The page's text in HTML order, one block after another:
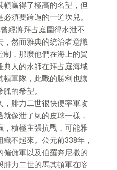
贏得了極高的名望，但
須要跨過的一道坎兒。
經將拜占庭圍得水泄不
，然而雅典的統治者意識
，那麼他們在海上的貿
典人的水師在拜占庭海域
頓軍隊，此戰的勝利也讓
的希望。
，腓力二世很快便率軍攻
像泄了氣的皮球一樣，
，積極主張抗戰，可能雅
不起來。公元前338年，
傭軍以及伯羅奔尼撒的
力二世的馬其頓軍在喀